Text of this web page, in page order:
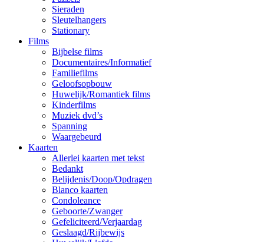
Sieraden
Sleutelhangers
Stationary
Films
Bijbelse films
Documentaires/Informatief
Familiefilms
Geloofsopbouw
Huwelijk/Romantiek films
Kinderfilms
Muziek dvd’s
Spanning
Waargebeurd
Kaarten
Allerlei kaarten met tekst
Bedankt
Belijdenis/Doop/Opdragen
Blanco kaarten
Condoleance
Geboorte/Zwanger
Gefeliciteerd/Verjaardag
Geslaagd/Rijbewijs